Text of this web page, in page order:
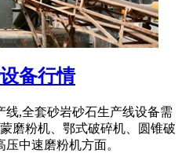
备行情
线,全套砂岩砂石生产线设备需
磨粉机、鄂式破碎机、圆锥破
中速磨粉机方面。